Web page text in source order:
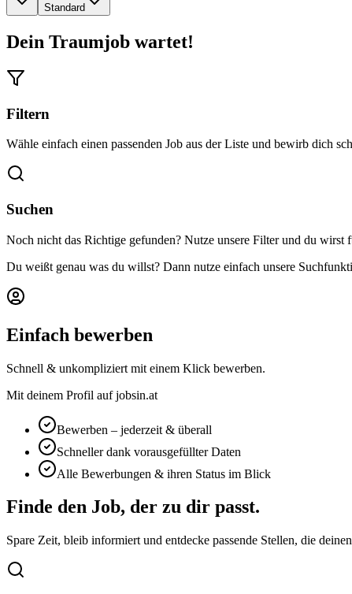
Standard
Dein Traumjob wartet!
Filtern
Wähle einfach einen passenden Job aus der Liste und bewirb dich
Suchen
Noch nicht das Richtige gefunden? Nutze unsere Filter und du wirst
Du weißt genau was du willst? Dann nutze einfach unsere
Einfach bewerben
Schnell & unkompliziert mit einem Klick bewerben.
Mit deinem Profil auf jobsin.at
Bewerben – jederzeit & überall
Schneller dank vorausgefüllter Daten
Alle Bewerbungen & ihren Status im Blick
Finde den Job, der zu dir passt.
Spare Zeit, bleib informiert und entdecke passende Stellen, die